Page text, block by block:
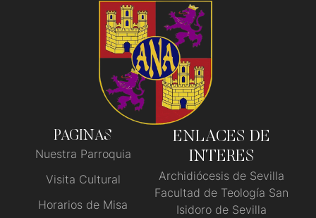
PAGINAS
Nuestra Parroquia
Visita Cultural
Horarios de Misa
ENLACES DE
INTERES
Archidiócesis de Sevilla
Facultad de Teología San
Isidoro de Sevilla